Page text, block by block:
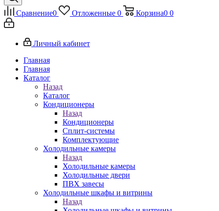
Сравнение0 Отложенные 0 Корзина0 0
Личный кабинет
Главная
Главная
Каталог
Назад
Каталог
Кондиционеры
Назад
Кондиционеры
Сплит-системы
Комплектующие
Холодильные камеры
Назад
Холодильные камеры
Холодильные двери
ПВХ завесы
Холодильные шкафы и витрины
Назад